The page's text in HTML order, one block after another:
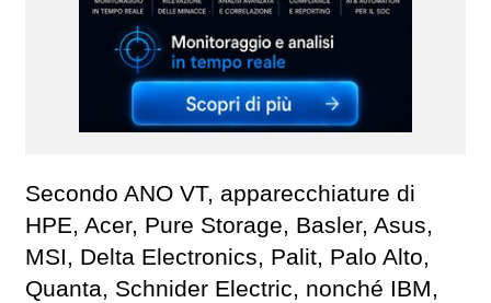
Secondo ANO VT, apparecchiature di
HPE, Acer, Pure Storage, Basler, Asus,
MSI, Delta Electronics, Palit, Palo Alto,
Quanta, Schnider Electric, nonché IBM,